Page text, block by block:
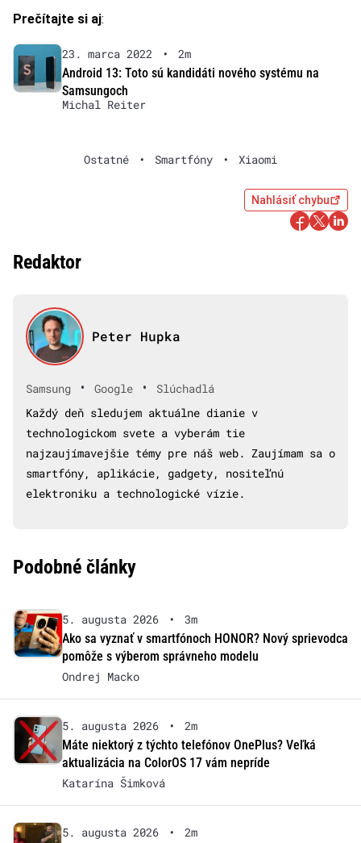
Prečítajte si aj:
23. marca 2022 •
2m
Android 13: Toto sú kandidáti nového systému na
Samsungoch
Michal Reiter
Ostatné • Smartfóny • Xiaomi
Nahlásiť chybu
Redaktor
Peter Hupka
Samsung • Google •
Slúchadlá
Každý deň sledujem aktuálne dianie v
technologickom svete a vyberám tie
najzaujímavejšie témy pre náš web. Zaujímam sa o
smartfóny, aplikácie, gadgety, nositeľnú
elektroniku a technologické vízie.
Podobné články
5. augusta 2026 •
3m
Ako sa vyznať v smartfónoch HONOR? Nový sprievodca
pomôže s výberom správneho modelu
Ondrej Macko
5. augusta 2026 •
2m
Máte niektorý z týchto telefónov OnePlus? Veľká
aktualizácia na ColorOS 17 vám nepríde
Katarína Šimková
5. augusta 2026 •
2m